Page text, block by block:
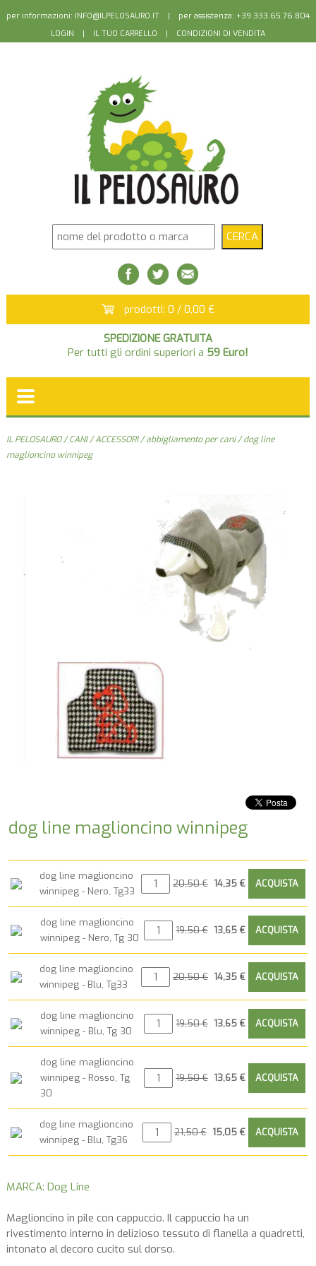
per informazioni: INFO@ILPELOSAURO.IT | per assistenza: +39.333.65.76.804
LOGIN | IL TUO CARRELLO | CONDIZIONI DI VENDITA
prodotti: 0 / 0,00 €
SPEDIZIONE GRATUITA
Per tutti gli ordini superiori a 59 Euro!
IL PELOSAURO/CANI/ACCESSORI/abbigliamento per cani/ dog line
maglioncino winnipeg
dog line maglioncino winnipeg
dog line maglioncino
winnipeg - Nero, Tg33
20,50 € 14,35 €
dog line maglioncino
winnipeg - Nero, Tg 30
19,50 € 13,65 €
dog line maglioncino
winnipeg - Blu, Tg33
20,50 € 14,35 €
dog line maglioncino
winnipeg - Blu, Tg 30
19,50 € 13,65 €
dog line maglioncino
winnipeg - Rosso, Tg
30
19,50 € 13,65 €
dog line maglioncino
winnipeg - Blu, Tg36
21,50 € 15,05 €
MARCA: Dog Line
Maglioncino in pile con cappuccio. Il cappuccio ha un
rivestimento interno in delizioso tessuto di flanella a quadretti,
intonato al decoro cucito sul dorso.